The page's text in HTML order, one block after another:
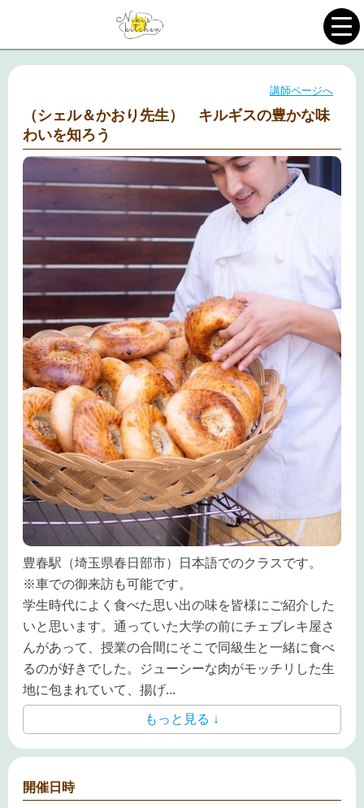
講師ページへ
（シェル＆かおり先生） キルギスの豊かな味
わいを知ろう
豊春駅（埼玉県春日部市）日本語でのクラスです。
※車での御来訪も可能です。
学生時代によく食べた思い出の味を皆様にご紹介した
いと思います。通っていた大学の前にチェブレキ屋さ
んがあって、授業の合間にそこで同級生と一緒に食べ
るのが好きでした。ジューシーな肉がモッチリした生
地に包まれていて、揚げ...
もっと見る ↓
開催日時